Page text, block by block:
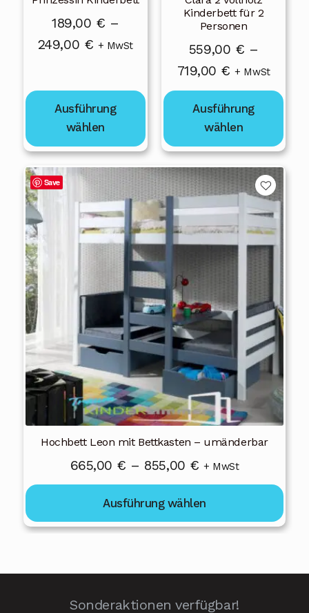
189,00 € –
249,00 €Preisspanne:
bis
249,00 €
+ MwSt
Ausführung
wählen
können
auf
gewählt
werden
Kinderbett für 2
Personen
559,00 € –
719,00 €Preisspanne:
559,00 €
bis
719,00 €
+ MwSt
Ausführung
wählen
können
Produktseite
gewählt
werden
Save
Hochbett Leon mit Bettkasten – umänderbar
665,00 € – 855,00 €Preisspanne:
665,00 €
bis
855,00 €
+ MwSt
Ausführung wählen
Dieses
Produkt
weist
mehrere
Varianten
auf.
Die
Optionen
können
auf
der
Produktseite
gewählt
Sonderaktionen verfügbar!